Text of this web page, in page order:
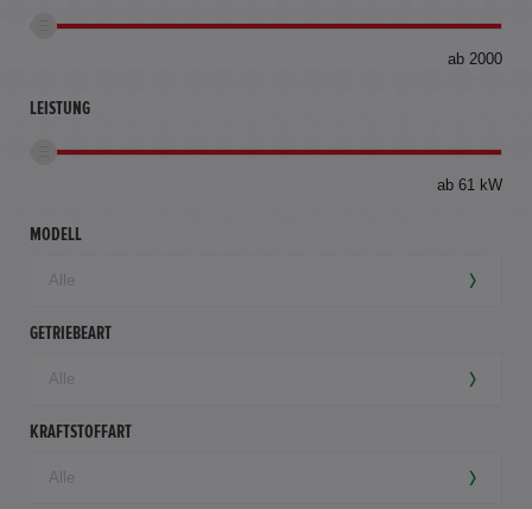
ab 2000
LEISTUNG
ab 61 kW
MODELL
GETRIEBEART
KRAFTSTOFFART